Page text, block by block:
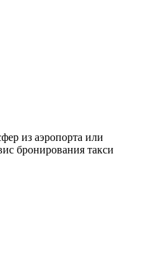
из аэропорта или
бронирования такси